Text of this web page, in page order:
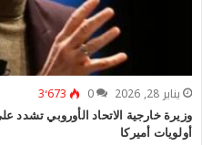
يناير 28, 2026 0 3٬673
وزيرة خارجية الاتحاد الأوروبي
أولويات أميركا